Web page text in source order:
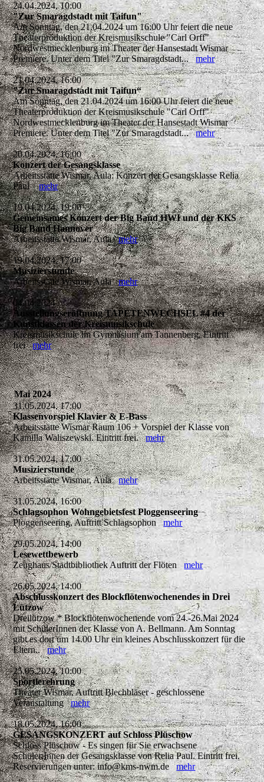
24.04.2024, 10:00
"Zur Smaragdstadt mit Taifun"
Am Sonntag, den 21.04.2024 um 16:00 Uhr feiert die neue
Theaterproduktion der Kreismusikschule "Carl Orff"
Nordwestmecklenburg im Theater der Hansestadt Wismar
Premiere. Unter dem Titel "Zur Smaragdstadt...mehr
21.04.2024, 16:00
"Zur Smaragdstadt mit Taifun“
Am Sonntag, den 21.04.2024 um 16:00 Uhr feiert die neue
Theaterproduktion der Kreismusikschule "Carl Orff"
Nordwestmecklenburg im Theater der Hansestadt Wismar
Premiere. Unter dem Titel "Zur Smaragdstadt...mehr
20.04.2024, 16:00
Konzert der Gesangsklasse
Arbeitsstätte Wismar, Aula: Konzert der Gesangsklasse Relia
Paulmehr
19.04.2024, 19:00
Gemeinsames Konzert der Big Band HWI und der KKS
Big Band Hannover
Arbeitsstätte Wismar, Aulamehr
19.04.2024, 17:00
Musizierstunde
Arbeitsstätte Wismar, Aulamehr
04.04.2024
Ausstellungseröffnung TAPETENWECHSEL #4 der
Kunstklassen der Kreismusikschule
Kreismusikschule im Gymnasium am Tannenberg, Eintritt
freimehr
Mai 2024
31.05.2024, 17:00
Klassenvorspiel Klavier & E-Bass
Arbeitsstätte Wismar Raum 106 + Vorspiel der Klasse von
Kamilla Waliszewski. Eintritt frei.mehr
31.05.2024, 17:00
Musizierstunde
Arbeitsstätte Wismar, Aulamehr
31.05.2024, 16:00
Schlagsophon Wohngebietsfest Ploggenseering
Ploggenseering, Auftritt Schlagsophonmehr
29.05.2024, 14:00
Lesewettbewerb
Zeughaus/Stadtbibliothek Auftritt der Flötenmehr
26.05.2024, 14:00
Abschlusskonzert des Blockflötenwochenendes in Drei
Lützow
Dreilützow * Blockflötenwochenende vom 24.-26.Mai 2024
mit SchülerInnen der Klasse von A. Bellmann. Am Sonntag
gibt es dort um 14.00 Uhr ein kleines Abschlusskonzert für die
Eltern..mehr
25.05.2024, 10:00
Sportlerehrung
Theater Wismar, Auftritt Blechbläser - geschlossene
Veranstaltungmehr
18.05.2024, 16:00
GESANGSKONZERT auf Schloss Plüschow
Schloss Plüschow - Es singen für Sie erwachsene
Schüler:Innen der Gesangsklasse von Relia Paul. Eintritt frei.
Reservierungen unter: info@kms-nwm.demehr